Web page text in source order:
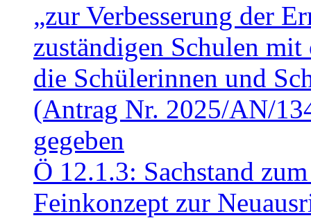
„zur Verbesserung der
zuständigen Schulen
die Schülerinnen und
(Antrag Nr. 2025/AN/
gegeben
Ö 12.1.3: Sachstand
Feinkonzept zur